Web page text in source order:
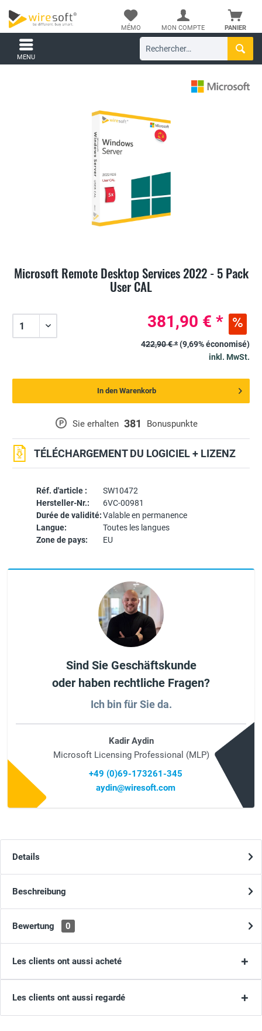
PANIER
MÉMO MON COMPTE
MENU
Microsoft Remote Desktop Services 2022 - 5 Pack
User CAL
Réf. d'article :
SW10472
Hersteller-Nr.:
6VC-00981
Durée de validité:Valable en permanence
Langue:
Toutes les langues
Zone de pays:
EU
P Sie erhalten 381 Bonuspunkte
TÉLÉCHARGEMENT DU LOGICIEL + LIZENZ
381,90 € *
422,90 € *(9,69% économisé)
inkl. MwSt.
In den Warenkorb
Sind Sie Geschäftskunde
oder haben rechtliche Fragen?
Ich bin für Sie da.
Kadir Aydin
Microsoft Licensing Professional (MLP)
+49 (0)69-173261-345
aydin@wiresoft.com
Details
Beschreibung
Bewertung 0
Les clients ont aussi acheté
Les clients ont aussi regardé